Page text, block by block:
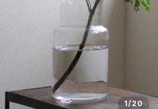
1/20